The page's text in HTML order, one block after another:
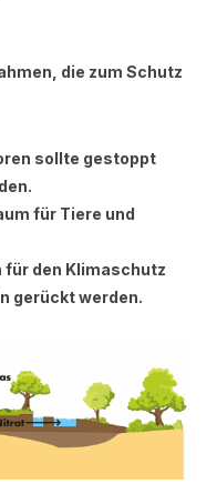
die zum Schutz
sollte gestoppt
für Tiere und
für den Klimaschutz
gerückt werden.